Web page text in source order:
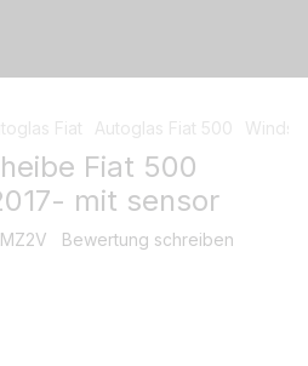
Fiat Autoglas Fiat 500
Fiat 500
mit sensor
Bewertung schreiben